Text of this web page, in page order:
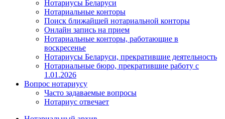
Нотариусы Беларуси
Нотариальные конторы
Поиск ближайшей нотариальной конторы
Онлайн запись на прием
Нотариальные конторы, работающие в
воскресенье
Нотариусы Беларуси, прекратившие деятельность
Нотариальные бюро, прекратившие работу с
1.01.2026
Вопрос нотариусу
Часто задаваемые вопросы
Нотариус отвечает